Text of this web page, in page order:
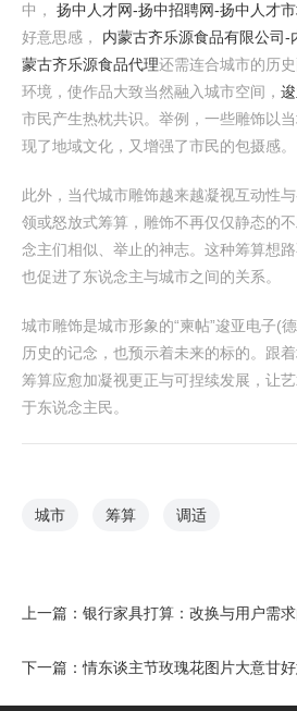
中， 扬中人才网-扬中招聘网-扬中人才
好意思感， 内蒙古齐乐源食品有限公司
蒙古齐乐源食品代理还需连合城市的历
环境，使作品大致当然融入城市空间，
市民产生热枕共识。举例，一些雕饰以
现了地域文化，又增强了市民的包摄感。
此外，当代城市雕饰越来越凝视互动性
领或怒放式筹算，雕饰不再仅仅静态的
念主们相似、举止的神志。这种筹算想
也促进了东说念主与城市之间的关系。
城市雕饰是城市形象的“柬帖”逡亚电子(
历史的记念，也预示着未来的标的。跟
筹算应愈加凝视更正与可捏续发展，让
于东说念主民。
城市 筹算 调适
上一篇： 银行家具打算：改换与用户需
下一篇：情东谈主节玫瑰花图片大意甘